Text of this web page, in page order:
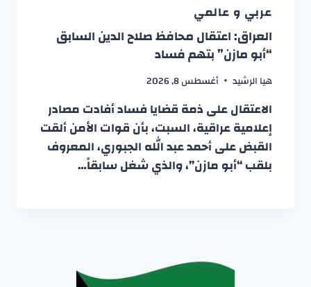
عربي و عالمي
العراق: اعتقال محافظ صلاح الدين السابق
“أبو مازن” بتهم فساد
هيا الرشيد أغسطس 8, 2026
الاعتقال على ذمة قضايا فساد أفادت مصادر
إعلامية عراقية، السبت، بأن قوات الأمن ألقت
القبض على أحمد عبد الله الجبوري، المعروف
بلقب “أبو مازن”، والذي شغل سابقاً…